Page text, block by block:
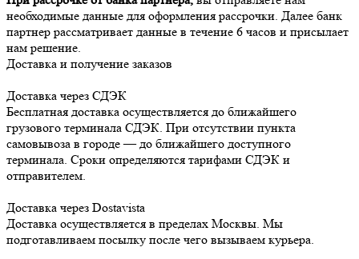
необходимые данные для оформления рассрочки. Далее банк
партнер рассматривает данные в течение 6 часов и присылает
нам решение.
Доставка и получение заказов
Доставка через СДЭК
Бесплатная доставка осуществляется до ближайшего
грузового терминала СДЭК. При отсутствии пункта
самовывоза в городе — до ближайшего доступного
терминала. Сроки определяются тарифами СДЭК и
отправителем.
Доставка через Dostavista
Доставка осуществляется в пределах Москвы. Мы
подготавливаем посылку после чего вызываем курьера.